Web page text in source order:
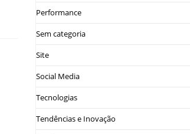
Performance
Sem categoria
Site
Social Media
Tecnologias
Tendências e Inovação